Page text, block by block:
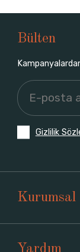
Bülten
Gizlilik
Kurumsal